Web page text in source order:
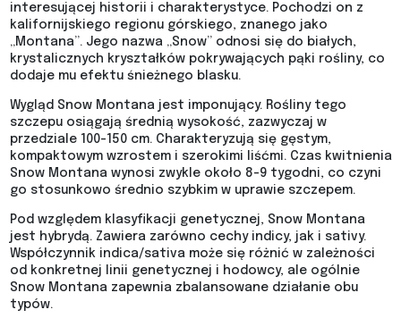
interesującej historii i charakterystyce. Pochodzi on z
kalifornijskiego regionu górskiego, znanego jako
„Montana”. Jego nazwa „Snow” odnosi się do białych,
krystalicznych kryształków pokrywających pąki rośliny, co
dodaje mu efektu śnieżnego blasku.
Wygląd Snow Montana jest imponujący. Rośliny tego
szczepu osiągają średnią wysokość, zazwyczaj w
przedziale 100-150 cm. Charakteryzują się gęstym,
kompaktowym wzrostem i szerokimi liśćmi. Czas kwitnienia
Snow Montana wynosi zwykle około 8-9 tygodni, co czyni
go stosunkowo średnio szybkim w uprawie szczepem.
Pod względem klasyfikacji genetycznej, Snow Montana
jest hybrydą. Zawiera zarówno cechy indicy, jak i sativy.
Współczynnik indica/sativa może się różnić w zależności
od konkretnej linii genetycznej i hodowcy, ale ogólnie
Snow Montana zapewnia zbalansowane działanie obu
typów.